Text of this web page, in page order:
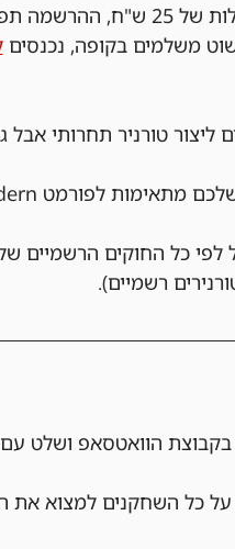
משלמים בקופה, נכנסים
ליצור טורניר תחרותי אבל
בקבוצת הוואטסאפ ושלט
על כל השחקנים למצוא את